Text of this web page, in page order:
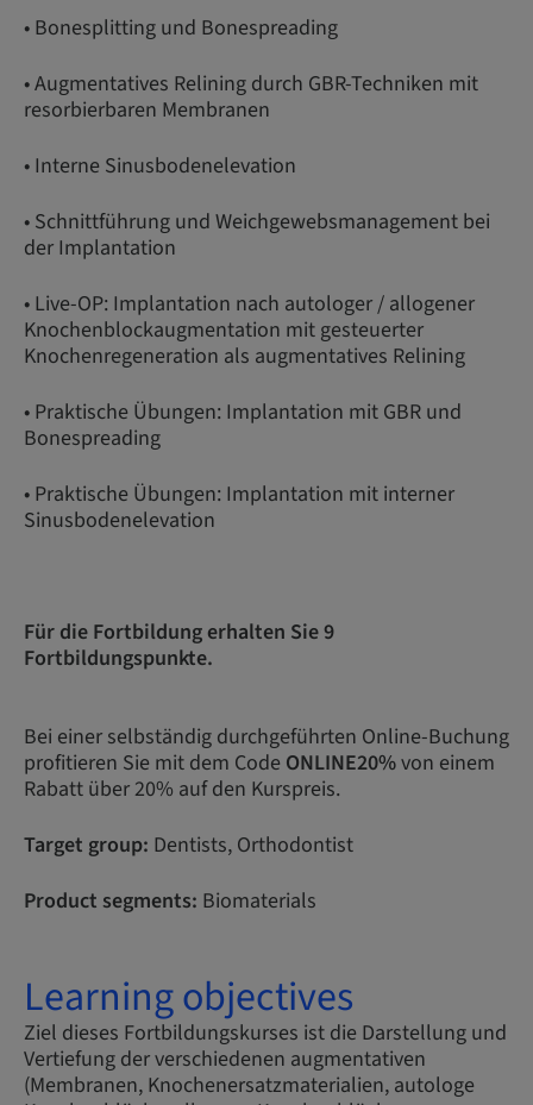
• Bonesplitting und Bonespreading
• Augmentatives Relining durch GBR-Techniken mit
resorbierbaren Membranen
• Interne Sinusbodenelevation
• Schnittführung und Weichgewebsmanagement bei
der Implantation
• Live-OP: Implantation nach autologer / allogener
Knochenblockaugmentation mit gesteuerter
Knochenregeneration als augmentatives Relining
• Praktische Übungen: Implantation mit GBR und
Bonespreading
• Praktische Übungen: Implantation mit interner
Sinusbodenelevation
Für die Fortbildung erhalten Sie 9
Fortbildungspunkte.
Bei einer selbständig durchgeführten Online-Buchung
profitieren Sie mit dem Code ONLINE20%von einem
Rabatt über 20% auf den Kurspreis.
Target group: Dentists, Orthodontist
Product segments: Biomaterials
Learning objectives
Ziel dieses Fortbildungskurses ist die Darstellung und
Vertiefung der verschiedenen augmentativen
(Membranen, Knochenersatzmaterialien, autologe